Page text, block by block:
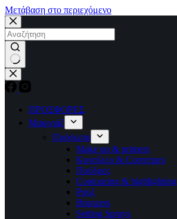
Μετάβαση στο περιεχόμενο
No
results
ΠΡΟΣΦΟΡΕΣ
Μακιγιάζ
Πρόσωπο
Make up & primers
Κονσίλερ & Correctors
Πούδρες
Contouring & highlighting
Ρούζ
Bronzers
Setting Sprays